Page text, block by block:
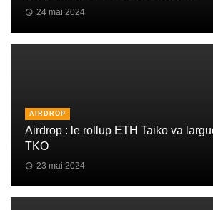
24 mai 2024
AIRDROP
Airdrop : le rollup ETH Taiko va
TKO
23 mai 2024